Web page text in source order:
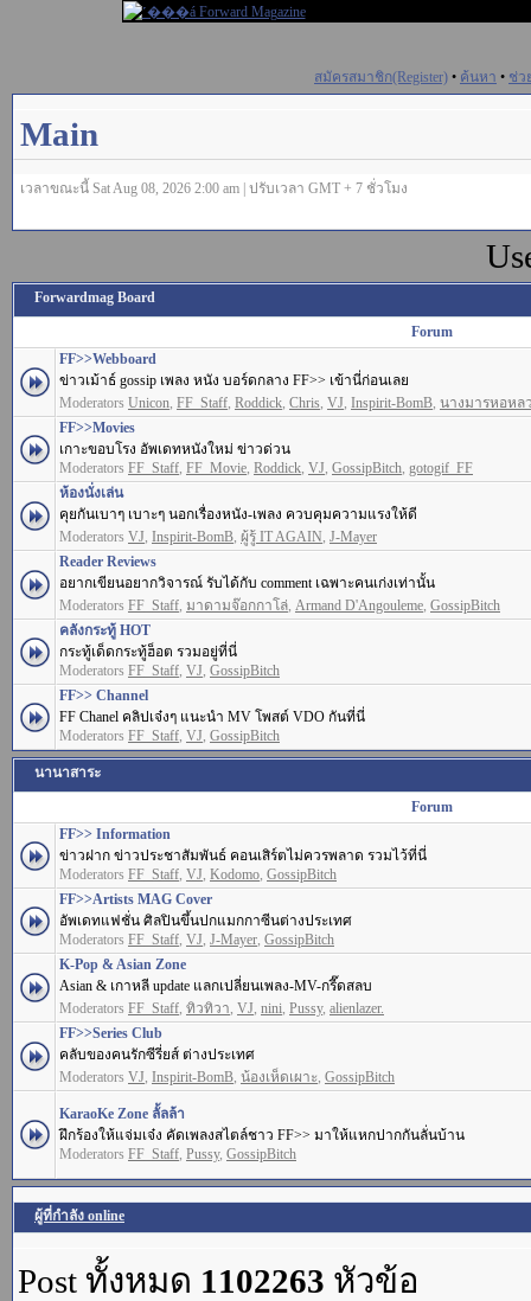
สมัครสมาชิก(Register) • ค้นหา • ช่ว
Main
เวลาขณะนี้ Sat Aug 08, 2026 2:00 am | ปรับเวลา GMT + 7 ชั่วโมง
Forwardmag Board
Forum
FF>>Webboard
ข่าวเม้าธ์ gossip เพลง หนัง บอร์ดกลาง FF>> เข้านี่ก่อนเลย
Moderators Unicon, FF_Staff, Roddick, Chris, VJ, Inspirit-BomB, นางมารหอหล
FF>>Movies
เกาะขอบโรง อัพเดทหนังใหม่ ข่าวด่วน
Moderators FF_Staff, FF_Movie, Roddick, VJ, GossipBitch, gotogif_FF
ห้องนั่งเล่น
คุยกันเบาๆ เบาะๆ นอกเรื่องหนัง-เพลง ควบคุมความแรงให้ดี
Moderators VJ, Inspirit-BomB, ผู้รู้ IT AGAIN, J-Mayer
Reader Reviews
อยากเขียนอยากวิจารณ์ รับได้กับ comment เฉพาะคนเก่งเท่านั้น
Moderators FF_Staff, มาดามจ๊อกกาโล่, Armand D'Angouleme, GossipBitch
คลังกระทู้ HOT
กระทู้เด็ดกระทู้ฮ็อต รวมอยู่ที่นี่
Moderators FF_Staff, VJ, GossipBitch
FF>> Channel
FF Chanel คลิปเจ๋งๆ แนะนำ MV โพสต์ VDO กันที่นี่
Moderators FF_Staff, VJ, GossipBitch
นานาสาระ
Forum
FF>> Information
ข่าวฝาก ข่าวประชาสัมพันธ์ คอนเสิร์ตไม่ควรพลาด รวมไว้ที่นี่
Moderators FF_Staff, VJ, Kodomo, GossipBitch
FF>>Artists MAG Cover
อัพเดทแฟชั่น ศิลปินขึ้นปกแมกกาซีนต่างประเทศ
Moderators FF_Staff, VJ, J-Mayer, GossipBitch
K-Pop & Asian Zone
Asian & เกาหลี update แลกเปลี่ยนเพลง-MV-กรี๊ดสลบ
Moderators FF_Staff, ทิวทิวา, VJ, nini, Pussy, alienlazer.
FF>>Series Club
คลับของคนรักซีรี่ยส์ ต่างประเทศ
Moderators VJ, Inspirit-BomB, น้องเห็ดเผาะ, GossipBitch
KaraoKe Zone ลั้ลล้า
ฝึกร้องให้แจ่มเจ๋ง คัดเพลงสไตล์ชาว FF>> มาให้แหกปากกันลั่นบ้าน
Moderators FF_Staff, Pussy, GossipBitch
ผู้ที่กำลัง online
Post ทั้งหมด 1102263 หัวข้อ